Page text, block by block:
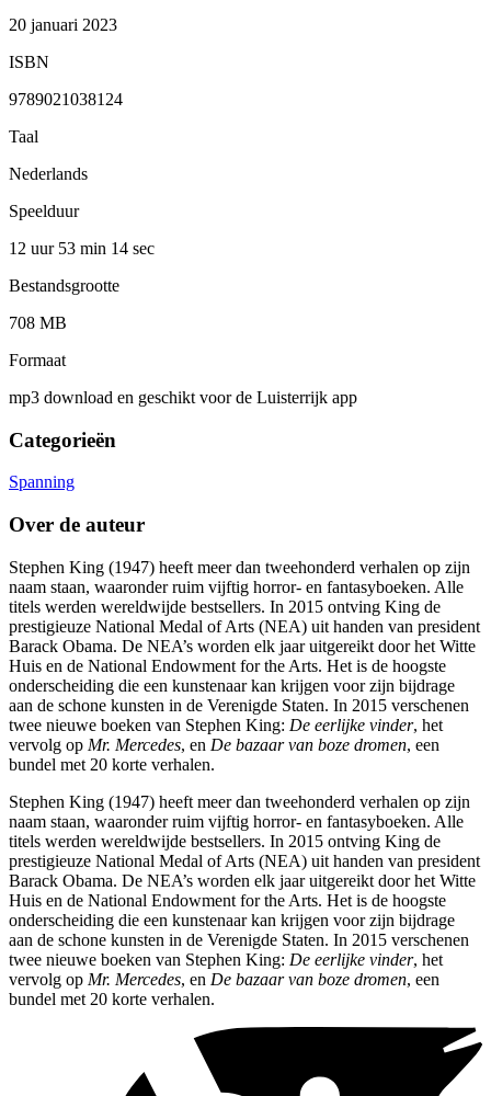
20 januari 2023
ISBN
9789021038124
Taal
Nederlands
Speelduur
12 uur 53 min 14 sec
Bestandsgrootte
708 MB
Formaat
mp3 download en geschikt voor de Luisterrijk app
Categorieën
Spanning
Over de auteur
Stephen King (1947) heeft meer dan tweehonderd verhalen op zijn
naam staan, waaronder ruim vijftig horror- en fantasyboeken. Alle
titels werden wereldwijde bestsellers. In 2015 ontving King de
prestigieuze National Medal of Arts (NEA) uit handen van president
Barack Obama. De NEA’s worden elk jaar uitgereikt door het Witte
Huis en de National Endowment for the Arts. Het is de hoogste
onderscheiding die een kunstenaar kan krijgen voor zijn bijdrage
aan de schone kunsten in de Verenigde Staten. In 2015 verschenen
twee nieuwe boeken van Stephen King: De eerlijke vinder, het
vervolg op Mr. Mercedes, en De bazaar van boze dromen, een
bundel met 20 korte verhalen.
Stephen King (1947) heeft meer dan tweehonderd verhalen op zijn
naam staan, waaronder ruim vijftig horror- en fantasyboeken. Alle
titels werden wereldwijde bestsellers. In 2015 ontving King de
prestigieuze National Medal of Arts (NEA) uit handen van president
Barack Obama. De NEA’s worden elk jaar uitgereikt door het Witte
Huis en de National Endowment for the Arts. Het is de hoogste
onderscheiding die een kunstenaar kan krijgen voor zijn bijdrage
aan de schone kunsten in de Verenigde Staten. In 2015 verschenen
twee nieuwe boeken van Stephen King: De eerlijke vinder, het
vervolg op Mr. Mercedes, en De bazaar van boze dromen, een
bundel met 20 korte verhalen.